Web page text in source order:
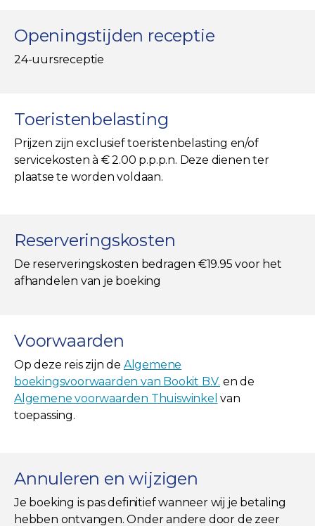
Openingstijden receptie
24-uursreceptie
Toeristenbelasting
Prijzen zijn exclusief toeristenbelasting en/of
servicekosten à € 2.00 p.p.p.n. Deze dienen ter
plaatse te worden voldaan.
Reserveringskosten
De reserveringskosten bedragen €19.95 voor het
afhandelen van je boeking
Voorwaarden
Op deze reis zijn de Algemene
boekingsvoorwaarden van Bookit B.V. en de
Algemene voorwaarden Thuiswinkel van
toepassing.
Annuleren en wijzigen
Je boeking is pas definitief wanneer wij je betaling
hebben ontvangen. Onder andere door de zeer